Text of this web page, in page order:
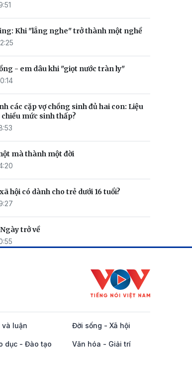
Khi "lắng nghe" trở thành một nghề
- em dâu khi "giọt nước tràn ly"
các cặp vợ chồng sinh đủ hai con: Liệu
chiều mức sinh thấp?
mà thành một đời
hội có dành cho trẻ dưới 16 tuổi?
trở về
và luận Đời sống - Xã hội
dục - Đào tạo Văn hóa - Giải trí